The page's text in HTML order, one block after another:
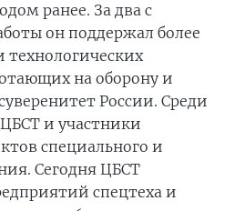
ранее. За два с
он поддержал более
технологических
на оборону и
России. Среди
и участники
специального и
Сегодня ЦБСТ
спецтеха и